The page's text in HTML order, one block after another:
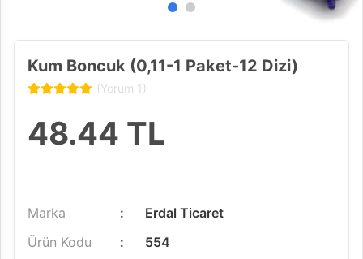
Kum Boncuk (0,11-1 Paket-12 Dizi)
(Yorum 1)
48.44 TL
Marka
Erdal Ticaret
Ürün Kodu
554